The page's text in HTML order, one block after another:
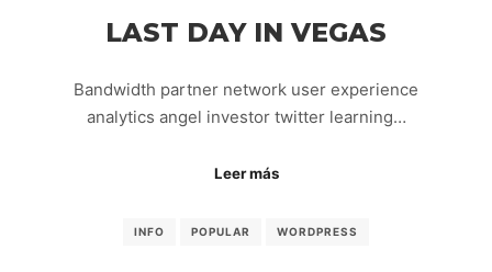
LAST DAY IN VEGAS
Bandwidth partner network user experience
analytics angel investor twitter learning…
Leer más
INFO POPULAR WORDPRESS